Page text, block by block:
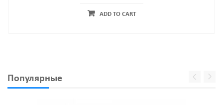
ADD TO CART
Популярные